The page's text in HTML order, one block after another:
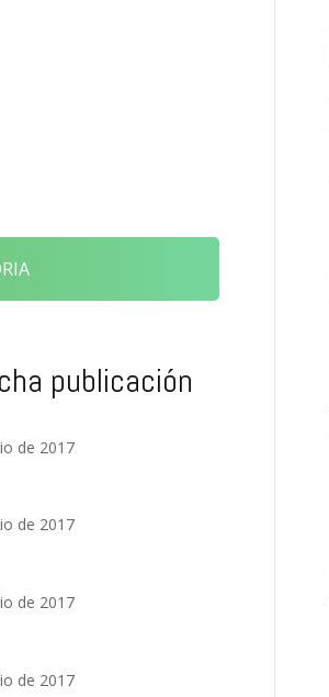
publicación
de 2017
de 2017
de 2017
de 2017